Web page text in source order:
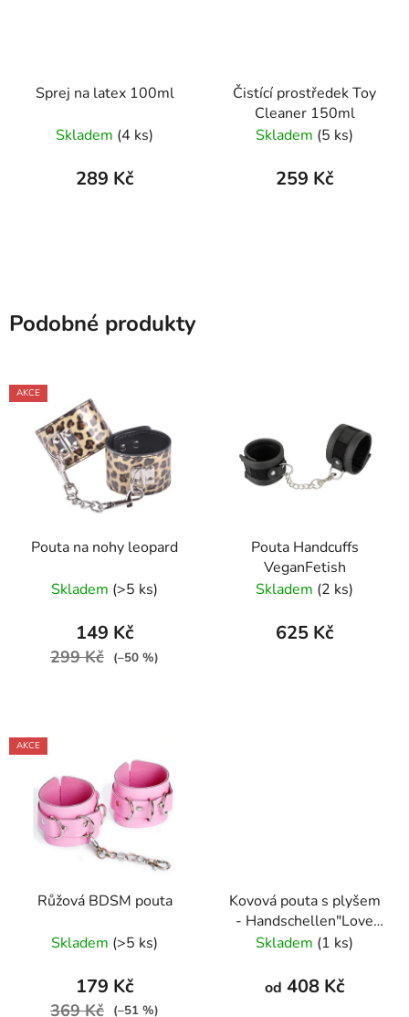
Sprej na latex 100ml
Skladem (4 ks)
289 Kč
Čistící prostředek Toy
Cleaner 150ml
Skladem (5 ks)
259 Kč
Podobné produkty
AKCE
Pouta na nohy leopard
Skladem (>5 ks)
149 Kč
299 Kč (–50 %)
Pouta Handcuffs
VeganFetish
Skladem (2 ks)
625 Kč
AKCE
Růžová BDSM pouta
Skladem (>5 ks)
179 Kč
369 Kč (–51 %)
Kovová pouta s plyšem
- Handschellen"Love
Cuffs Leo"
Skladem (1 ks)
od 408 Kč